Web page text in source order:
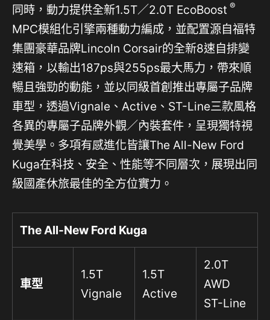
同時，動力提供全新1.5T／2.0T EcoBoost ®
MPC模組化引擎兩種動力編成，並配置源自福特
集團豪華品牌Lincoln Corsair的全新8速自排變
速箱，以輸出187ps與255ps最大馬力，帶來順
暢且強勁的動能，並以同級首創推出專屬子品牌
車型，透過Vignale、Active、ST-Line三款風格
各異的專屬子品牌外觀／內裝套件，呈現獨特視
覺美學。多項有感進化皆讓The All-New Ford
Kuga在科技、安全、性能等不同層次，展現出同
級國產休旅最佳的全方位實力。
The All-New Ford Kuga
車型
1.5T
Vignale
1.5T
Active
2.0T
AWD
ST-Line